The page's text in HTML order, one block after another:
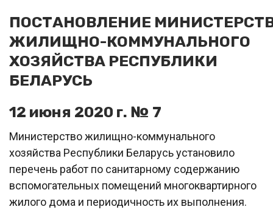
ПОСТАНОВЛЕНИЕ
ЖИЛИЩНО-КОММУНАЛЬНОГО
ХОЗЯЙСТВА РЕСПУБЛИКИ
БЕЛАРУСЬ
12 июня 2020 г. № 7
Министерство жилищно-коммунального
хозяйства Республики Беларусь установило
перечень работ по санитарному содержанию
вспомогательных помещений многоквартирного
жилого дома и периодичность их выполнения.